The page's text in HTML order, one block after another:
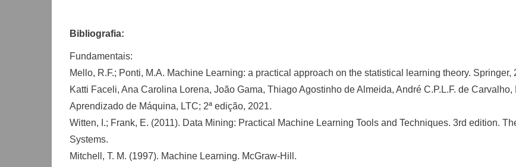
Bibliografia:
Fundamentais:
Mello, R.F.; Ponti, M.A. Machine Learning: a practical approach on the statistical learning theory. Springer,
Katti Faceli, Ana Carolina Lorena, João Gama, Thiago Agostinho de Almeida, André C.P.L.F. de
Aprendizado de Máquina, LTC; 2ª edição, 2021.
Witten, I.; Frank, E. (2011). Data Mining: Practical Machine Learning Tools and Techniques. 3rd edition.
Systems.
Mitchell, T. M. (1997). Machine Learning. McGraw-Hill.